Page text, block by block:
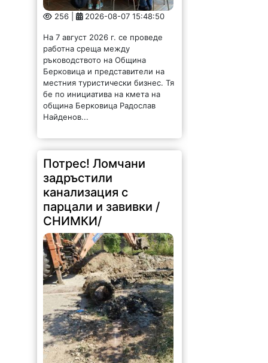
256 | 2026-08-07 15:48:50
На 7 август 2026 г. се проведе
работна среща между
ръководството на Община
Берковица и представители на
местния туристически бизнес. Тя
бе по инициатива на кмета на
община Берковица Радослав
Найденов...
Потрес! Ломчани
задръстили
канализация с
парцали и завивки /
СНИМКИ/